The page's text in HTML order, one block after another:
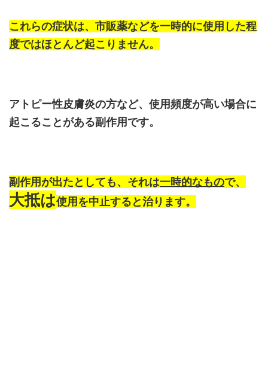
これらの症状は、市販薬などを一時的に使用した程
度ではほとんど起こりません。
アトピー性皮膚炎の方など、使用頻度が高い場合に
起こることがある副作用です。
副作用が出たとしても、それは一時的なもので、
大抵は使用を中止すると治ります。